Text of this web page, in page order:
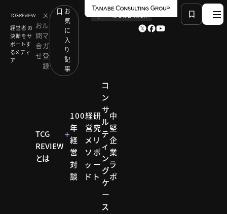
経営者の
決断をサ
ポートす
るメディ
ア
お
問
合
せ
メ
ル
マ
ガ
登
録
お
気
に
入
り
記
事
TCG
REVIEW
とは
100
年
経
営
対
談
経
営
メ
ソ
ッ
ド
研
究
リ
ポ
ー
ト
コ
ン
サ
ル
テ
ィ
ン
グ
ケ
ー
ス
中
堅
企
業
ラ
ボ
コラム有識者連載
旗を掲げる！ 地方企業の商機
Vol.119 「続く」ための大事な一手
有識者連載
旗を掲